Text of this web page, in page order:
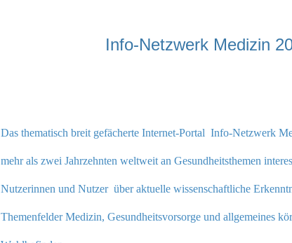
Info-Netzwerk Medizin
Das thematisch breit gefächerte Internet-Portal Info-Netzwerk
mehr als zwei Jahrzehnten weltweit an Gesundheitsthemen
Nutzerinnen und Nutzer über aktuelle wissenschaftliche
Themenfelder Medizin, Gesundheitsvorsorge und allgemeines